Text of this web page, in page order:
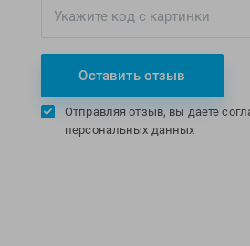
Оставить отзыв
Отправляя отзыв, вы даете
персональных данных